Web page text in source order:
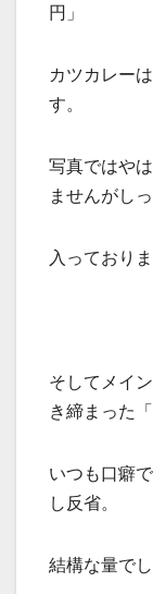
円」
カツカレー
す。
写真ではや
ませんがし
入っておりま
そしてメイ
き締まった
いつも口癖
し反省。
結構な量で